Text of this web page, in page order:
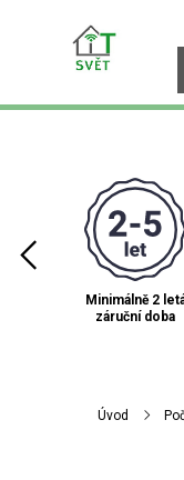
Minimálně 2
záruční doba
Úvod